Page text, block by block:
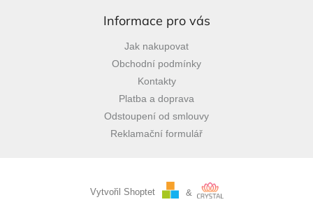
r
v
k
v
ý
p
i
s
u
Informace pro vás
Jak nakupovat
Obchodní podmínky
Kontakty
Platba a doprava
Odstoupení od smlouvy
Reklamační formulář
Vytvořil Shoptet &